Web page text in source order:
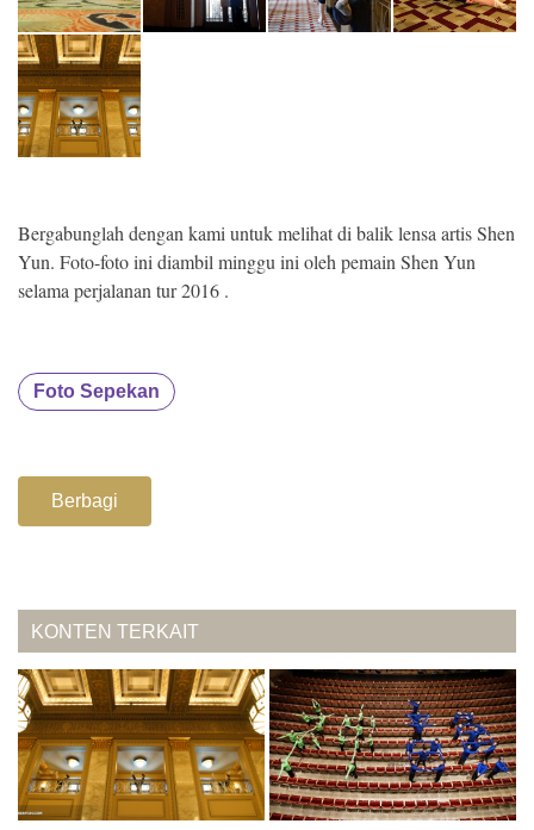
Bergabunglah dengan kami untuk melihat di balik lensa artis Shen
Yun. Foto-foto ini diambil minggu ini oleh pemain Shen Yun
selama perjalanan tur 2016 .
Foto Sepekan
Berbagi
KONTEN TERKAIT